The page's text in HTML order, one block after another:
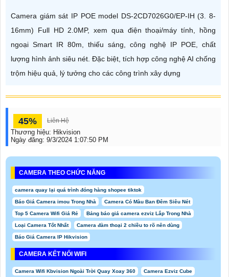
Camera giám sát IP POE model DS-2CD7026G0/EP-IH (3. 8-
16mm) Full HD 2.0MP, xem qua điện thoại/máy tính, hồng
ngoại Smart IR 80m, thiếu sáng, công nghệ IP POE, chất
lượng hình ảnh siêu nét. Đặc biệt, tích hợp công nghệ AI chống
trộm hiệu quả, lý tưởng cho các công trình xây dựng
45% Liên Hệ
Thương hiệu: Hikvision
Ngày đăng: 9/3/2024 1:07:50 PM
CAMERA THEO CHỨC NĂNG
camera quay lại quá trình đóng hàng shopee tiktok
Báo Giá Camera imou Trong Nhà Camera Có Màu Ban Đêm Siêu Nét
Top 5 Camera Wifi Giá Rẻ Bảng báo giá camera ezviz Lắp Trong Nhà
Loại Camera Tốt Nhất Camera đàm thoại 2 chiều to rõ nên dùng
Báo Giá Camera IP Hikvision
CAMERA KẾT NỐI WIFI
Camera Wifi Kbvision Ngoài Trời Quay Xoay 360 Camera Ezviz Cube